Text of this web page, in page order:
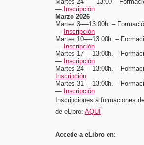
Martes 24 —- 13:00 –
—. Inscripción
Marzo 2026
Martes 3—-13:00h. –
— Inscripción
Martes 10—-13:00h. –
— Inscripción
Martes 17—-13:00h. –
— Inscripción
Martes 24—-13:00h. –
Inscripción
Martes 31—-13:00h. –
— Inscripción
Inscripciones a formaciones
de eLibro: AQUÍ
Accede a eLibro en: